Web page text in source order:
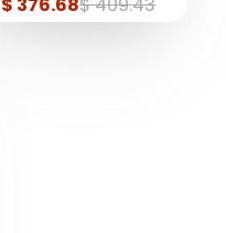
de
$ 376.68
regular
$ 409.43